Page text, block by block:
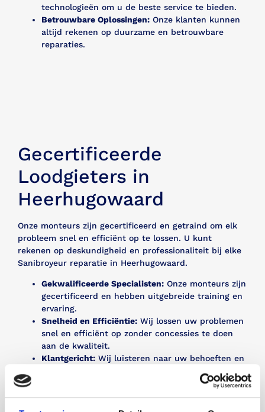
technologieën om u de beste service te bieden.
Betrouwbare Oplossingen: Onze klanten kunnen
altijd rekenen op duurzame en betrouwbare
reparaties.
Gecertificeerde
Loodgieters in
Heerhugowaard
Onze monteurs zijn gecertificeerd en getraind om elk
probleem snel en efficiënt op te lossen. U kunt
rekenen op deskundigheid en professionaliteit bij elke
Sanibroyeur reparatie in Heerhugowaard.
Gekwalificeerde Specialisten: Onze monteurs zijn
gecertificeerd en hebben uitgebreide training en
ervaring.
Snelheid en Efficiëntie: Wij lossen uw problemen
snel en efficiënt op zonder concessies te doen
aan de kwaliteit.
Klantgericht: Wij luisteren naar uw behoeften en